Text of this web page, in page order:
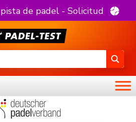
de padel - Solicitud